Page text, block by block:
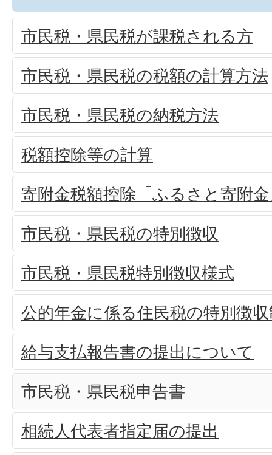
市民税・県民税が課税される方
市民税・県民税の税額の計算方法
市民税・県民税の納税方法
税額控除等の計算
寄附金税額控除「ふるさと寄附
市民税・県民税の特別徴収
市民税・県民税特別徴収様式
公的年金に係る住民税の特別徴
給与支払報告書の提出について
市民税・県民税申告書
相続人代表者指定届の提出